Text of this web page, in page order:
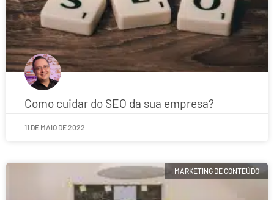
Como cuidar do SEO da sua empresa?
11 DE MAIO DE 2022
MARKETING DE CONTEÚDO